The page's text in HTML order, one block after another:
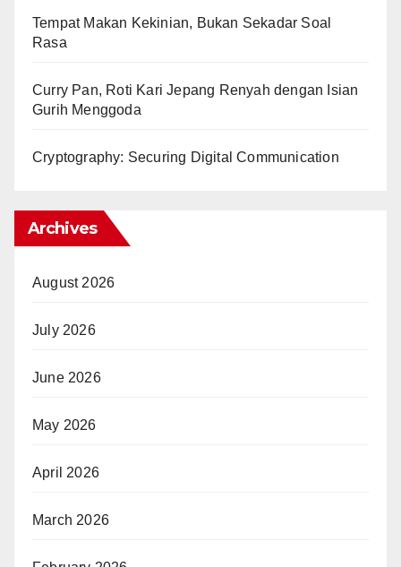
Tempat Makan Kekinian, Bukan Sekadar Soal
Rasa
Curry Pan, Roti Kari Jepang Renyah dengan Isian
Gurih Menggoda
Cryptography: Securing Digital Communication
Archives
August 2026
July 2026
June 2026
May 2026
April 2026
March 2026